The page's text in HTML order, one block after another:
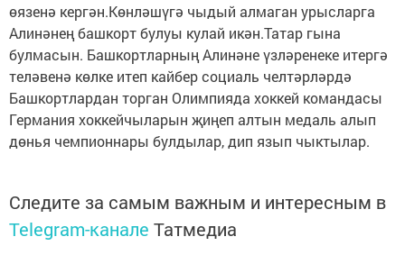
өязенә кергән.Көнләшүгә чыдый алмаган урысларга
Алинәнең башкорт булуы кулай икән.Татар гына
булмасын. Башкортларның Алинәне үзләренеке итергә
теләвенә көлке итеп кайбер социаль челтәрләрдә
Башкортлардан торган Олимпияда хоккей командасы
Германия хоккейчыларын җиңеп алтын медаль алып
дөнья чемпионнары булдылар, дип язып чыктылар.
Следите за самым важным и интересным в
Telegram-канале Татмедиа